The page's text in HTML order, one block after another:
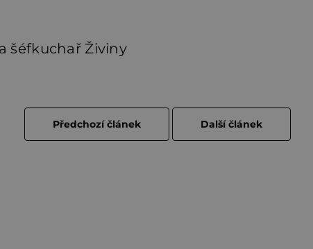
šéfkuchař Živiny
Předchozí článek Další článek